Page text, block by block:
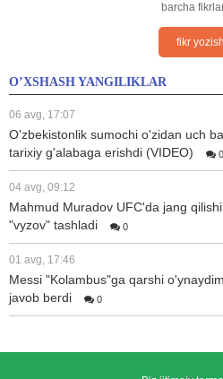
barcha
fikr yozish
O’XSHASH YANGILIKLAR
06 avg, 17:07
O'zbekistonlik sumochi o'zidan uch
tarixiy g'alabaga erishdi (VIDEO)
0
04 avg, 09:12
Mahmud Muradov UFC'da jang
"vyzov" tashladi
0
01 avg, 17:46
Messi "Kolambus"ga qarshi
javob berdi
0